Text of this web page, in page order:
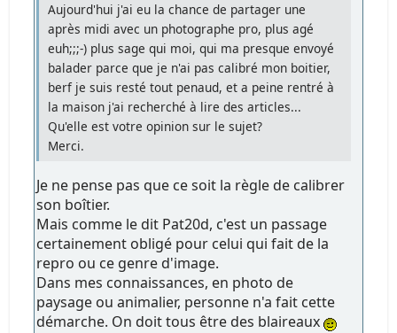
Aujourd'hui j'ai eu la chance de partager une
après midi avec un photographe pro, plus agé
euh;;;-) plus sage qui moi, qui ma presque envoyé
balader parce que je n'ai pas calibré mon boitier,
berf je suis resté tout penaud, et a peine rentré à
la maison j'ai recherché à lire des articles...
Qu'elle est votre opinion sur le sujet?
Merci.
Je ne pense pas que ce soit la règle de calibrer
son boîtier.
Mais comme le dit Pat20d, c'est un passage
certainement obligé pour celui qui fait de la
repro ou ce genre d'image.
Dans mes connaissances, en photo de
paysage ou animalier, personne n'a fait cette
démarche. On doit tous être des blaireaux